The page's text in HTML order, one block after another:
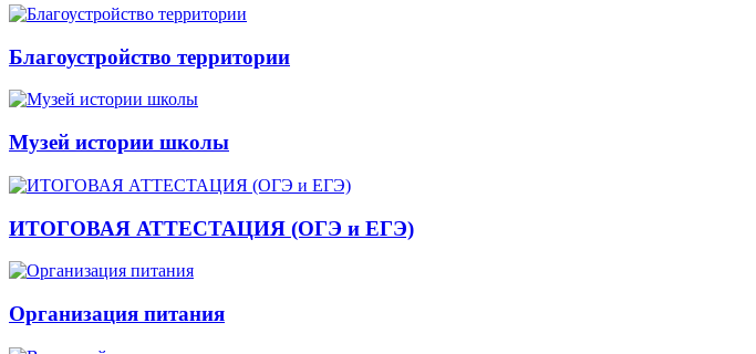
Благоустройство территории
Музей истории школы
ИТОГОВАЯ АТТЕСТАЦИЯ (ОГЭ и ЕГЭ)
Организация питания